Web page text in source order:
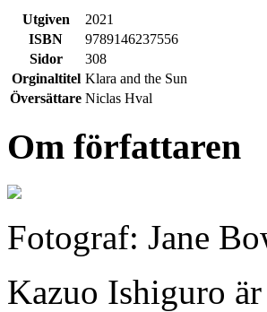
Utgiven
2021
ISBN
9789146237556
Sidor
308
Orginaltitel Klara and the Sun
Översättare Niclas Hval
Om författaren
Fotograf: Jane
Kazuo Ishiguro